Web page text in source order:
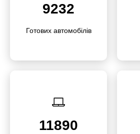
9232
Готових автомо­білів
11890